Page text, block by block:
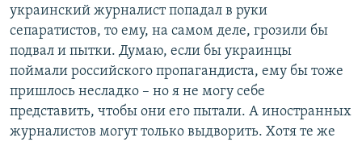
украинский журналист попадал в руки
сепаратистов, то ему, на самом деле, грозили бы
подвал и пытки. Думаю, если бы украинцы
поймали российского пропагандиста, ему бы тоже
пришлось несладко – но я не могу себе
представить, чтобы они его пытали. А иностранных
журналистов могут только выдворить. Хотя те же